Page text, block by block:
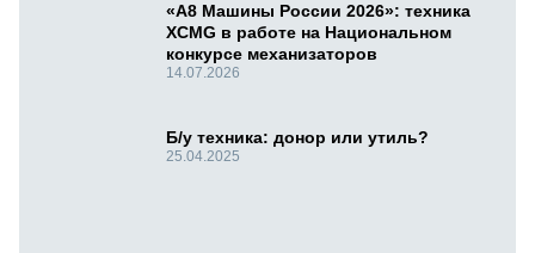
«А8 Машины России 2026»: техника
XCMG в работе на Национальном
конкурсе механизаторов
14.07.2026
Б/у техника: донор или утиль?
25.04.2025